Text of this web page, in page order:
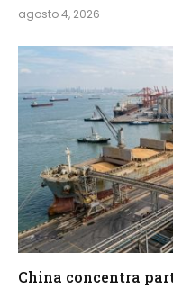
agosto 4, 2026
China concentra